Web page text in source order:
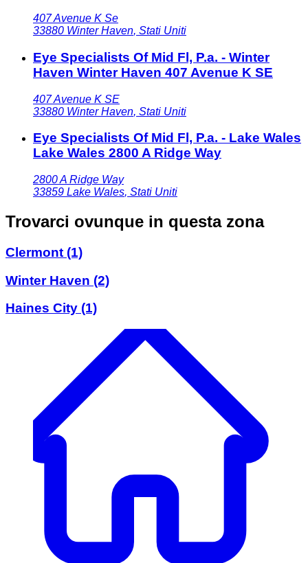
407 Avenue K Se
33880 Winter Haven, Stati Uniti
Eye Specialists Of Mid Fl, P.a. - Winter
Haven Winter Haven 407 Avenue K SE
407 Avenue K SE
33880 Winter Haven, Stati Uniti
Eye Specialists Of Mid Fl, P.a. - Lake Wales
Lake Wales 2800 A Ridge Way
2800 A Ridge Way
33859 Lake Wales, Stati Uniti
Trovarci ovunque in questa zona
Clermont (1)
Winter Haven (2)
Haines City (1)